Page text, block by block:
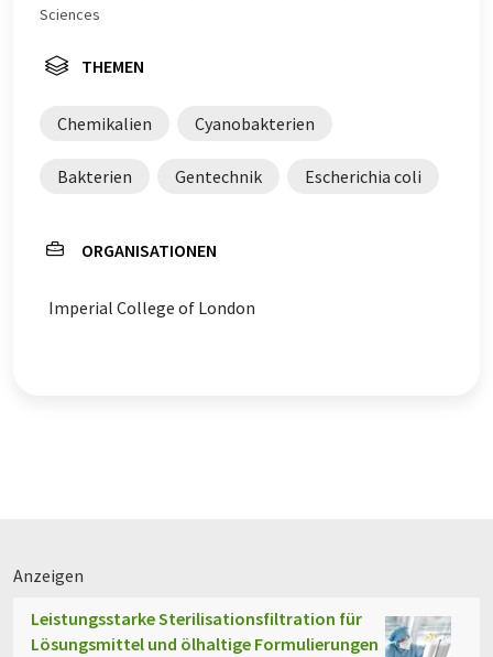
Englisch finden Sie
Sciences
THEMEN
Chemikalien Cyanobakterien
Bakterien Gentechnik Escherichia coli
ORGANISATIONEN
Imperial College of London
Anzeigen
Leistungsstarke Sterilisationsfiltration für
Lösungsmittel und ölhaltige Formulierungen